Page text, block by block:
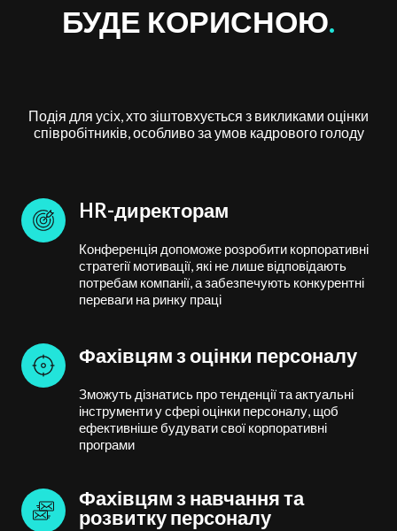
БУДЕ КОРИСНОЮ.
Подія для усіх, хто зіштовхується з викликами оцінки
співробітників, особливо за умов кадрового голоду
HR-директорам
Конференція допоможе розробити корпоративні
стратегії мотивації, які не лише відповідають
потребам компанії, а забезпечують конкурентні
переваги на ринку праці
Фахівцям з оцінки персоналу
Зможуть дізнатись про тенденції та актуальні
інструменти у сфері оцінки персоналу, щоб
ефективніше будувати свої корпоративні
програми
Фахівцям з навчання та
розвитку персоналу